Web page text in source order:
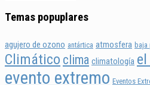
Temas popuplares
agujero de ozono antártica atmosfera baja
Climático clima climatología
evento extremo Eventos